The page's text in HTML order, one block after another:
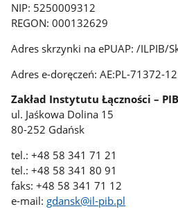
NIP: 5250009312
REGON: 000132629
Adres skrzynki na ePUAP: /ILPIB/
Adres e-doręczeń: AE:PL-71372-
Zakład Instytutu Łączności –
ul. Jaśkowa Dolina 15
80-252 Gdańsk
tel.: +48 58 341 71 21
tel.: +48 58 341 80 91
faks: +48 58 341 71 12
e-mail: gdansk@il-pib.pl